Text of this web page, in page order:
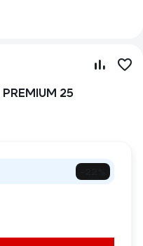
25